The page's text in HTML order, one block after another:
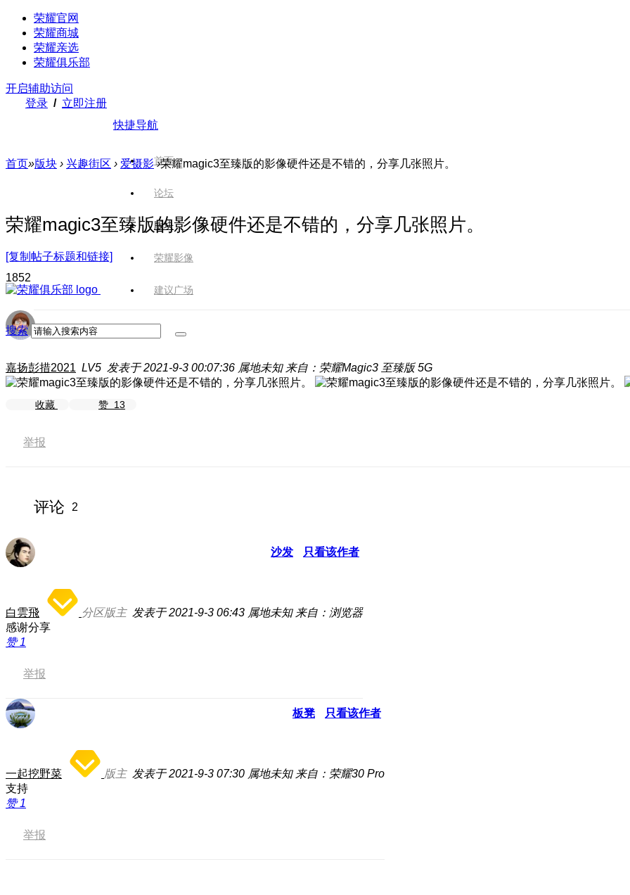
荣耀官网
荣耀商城
荣耀亲选
荣耀俱乐部
开启辅助访问
登录 / 立即注册
快捷导航
首页
论坛
版块
荣耀影像
建议广场
搜索
首页»版块 › 兴趣街区 › 爱摄影 ›荣耀magic3至臻版的影像硬件还是不错的，分享几张照片。
荣耀magic3至臻版的影像硬件还是不错的，分享几张照片。
[复制帖子标题和链接]
1852
嘉扬彭措2021 LV5 发表于 2021-9-3 00:07:36 属地未知 来自：荣耀Magic3 至臻版 5G
收藏 赞 13
举报
评论 2
沙发 只看该作者
白雲飛 分区版主 发表于 2021-9-3 06:43 属地未知 来自：浏览器
感谢分享
赞1
举报
板凳 只看该作者
一起挖野菜 版主 发表于 2021-9-3 07:30 属地未知 来自：荣耀30 Pro
支持
赞1
举报